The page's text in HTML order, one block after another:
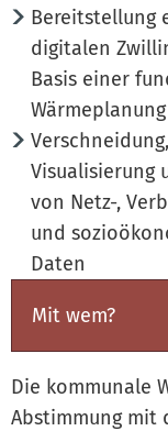
Bereitstellung
digitalen
Basis einer
Wärmeplanung
Verschneidung,
Visualisierung
von Netz-,
und
Daten
Mit wem?
Die kommunale
Abstimmung mit